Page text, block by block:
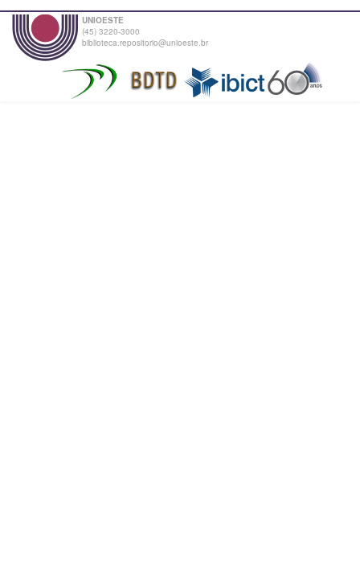
UNIOESTE
(45) 3220-3000
biblioteca.repositorio@unioeste.br